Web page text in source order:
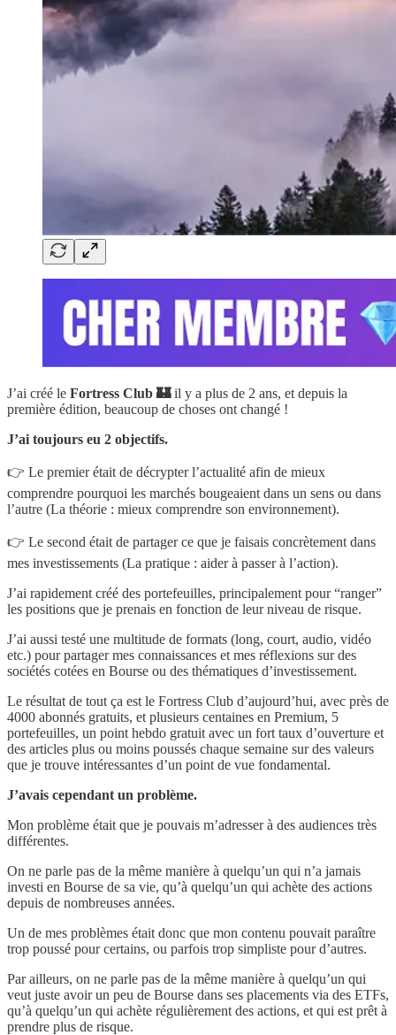
J’ai créé le Fortress Club 🏰il y a plus de 2 ans, et depuis la
première édition, beaucoup de choses ont changé !
J’ai toujours eu 2 objectifs.
👉 Le premier était de décrypter l’actualité afin de mieux
comprendre pourquoi les marchés bougeaient dans un sens ou dans
l’autre (La théorie : mieux comprendre son environnement).
👉 Le second était de partager ce que je faisais concrètement dans
mes investissements (La pratique : aider à passer à l’action).
J’ai rapidement créé des portefeuilles, principalement pour “ranger”
les positions que je prenais en fonction de leur niveau de risque.
J’ai aussi testé une multitude de formats (long, court, audio, vidéo
etc.) pour partager mes connaissances et mes réflexions sur des
sociétés cotées en Bourse ou des thématiques d’investissement.
Le résultat de tout ça est le Fortress Club d’aujourd’hui, avec près de
4000 abonnés gratuits, et plusieurs centaines en Premium, 5
portefeuilles, un point hebdo gratuit avec un fort taux d’ouverture et
des articles plus ou moins poussés chaque semaine sur des valeurs
que je trouve intéressantes d’un point de vue fondamental.
J’avais cependant un problème.
Mon problème était que je pouvais m’adresser à des audiences très
différentes.
On ne parle pas de la même manière à quelqu’un qui n’a jamais
investi en Bourse de sa vie, qu’à quelqu’un qui achète des actions
depuis de nombreuses années.
Un de mes problèmes était donc que mon contenu pouvait paraître
trop poussé pour certains, ou parfois trop simpliste pour d’autres.
Par ailleurs, on ne parle pas de la même manière à quelqu’un qui
veut juste avoir un peu de Bourse dans ses placements via des ETFs,
qu’à quelqu’un qui achète régulièrement des actions, et qui est prêt à
prendre plus de risque.